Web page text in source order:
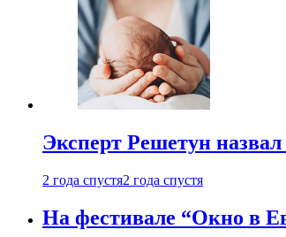
Эксперт Решетун
2 года спустя2 года спустя
На фестивале “Окно в